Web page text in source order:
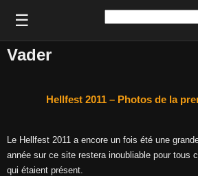
☰
Vader
Hellfest 2011 – Photos de la
Le Hellfest 2011 a encore un fois été une
année sur ce site restera inoubliable pour tous
qui étaient présent.